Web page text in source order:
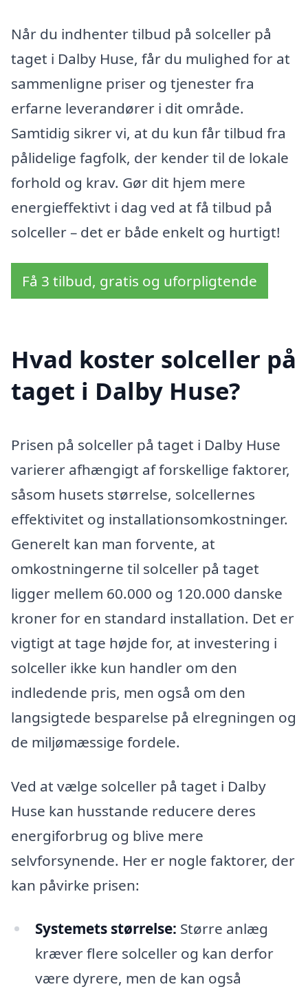
Når du indhenter tilbud på solceller på
taget i Dalby Huse, får du mulighed for at
sammenligne priser og tjenester fra
erfarne leverandører i dit område.
Samtidig sikrer vi, at du kun får tilbud fra
pålidelige fagfolk, der kender til de lokale
forhold og krav. Gør dit hjem mere
energieffektivt i dag ved at få tilbud på
solceller – det er både enkelt og hurtigt!
Få 3 tilbud, gratis og uforpligtende
Hvad koster solceller på
taget i Dalby Huse?
Prisen på solceller på taget i Dalby Huse
varierer afhængigt af forskellige faktorer,
såsom husets størrelse, solcellernes
effektivitet og installationsomkostninger.
Generelt kan man forvente, at
omkostningerne til solceller på taget
ligger mellem 60.000 og 120.000 danske
kroner for en standard installation. Det er
vigtigt at tage højde for, at investering i
solceller ikke kun handler om den
indledende pris, men også om den
langsigtede besparelse på elregningen og
de miljømæssige fordele.
Ved at vælge solceller på taget i Dalby
Huse kan husstande reducere deres
energiforbrug og blive mere
selvforsynende. Her er nogle faktorer, der
kan påvirke prisen:
Systemets størrelse: Større anlæg
kræver flere solceller og kan derfor
være dyrere, men de kan også